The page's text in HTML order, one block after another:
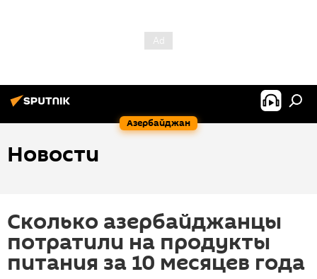
Азербайджан
Новости
Сколько азербайджанцы
потратили на продукты
питания за 10 месяцев года